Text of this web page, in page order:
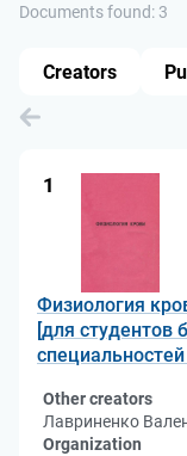
Documents found: 3
1
Физиология
[для студентов
специальностей
Other creators
Лавриненко
Organization
Creators